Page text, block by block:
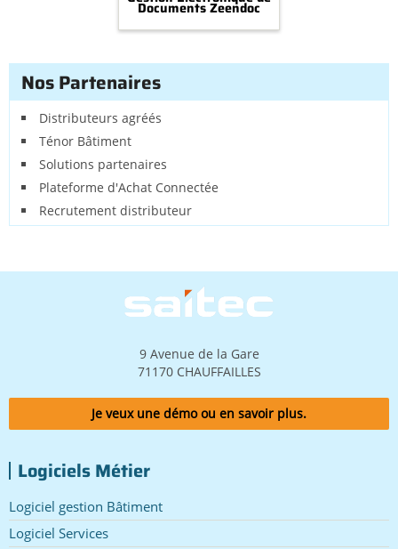
Documents Zeendoc
Nos Partenaires
Distributeurs agréés
Ténor Bâtiment
Solutions partenaires
Plateforme d'Achat Connectée
Recrutement distributeur
9 Avenue de la Gare
71170 CHAUFFAILLES
Je veux une démo ou en savoir plus.
Logiciels Métier
Logiciel gestion Bâtiment
Logiciel Services